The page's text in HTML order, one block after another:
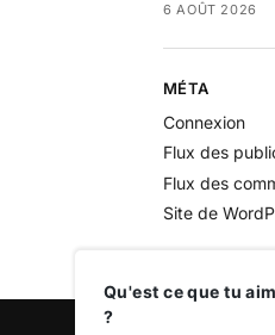
6 AOÛT 2026
MÉTA
Connexion
Flux des
Flux des
Site de
Qu'est ce que tu
?